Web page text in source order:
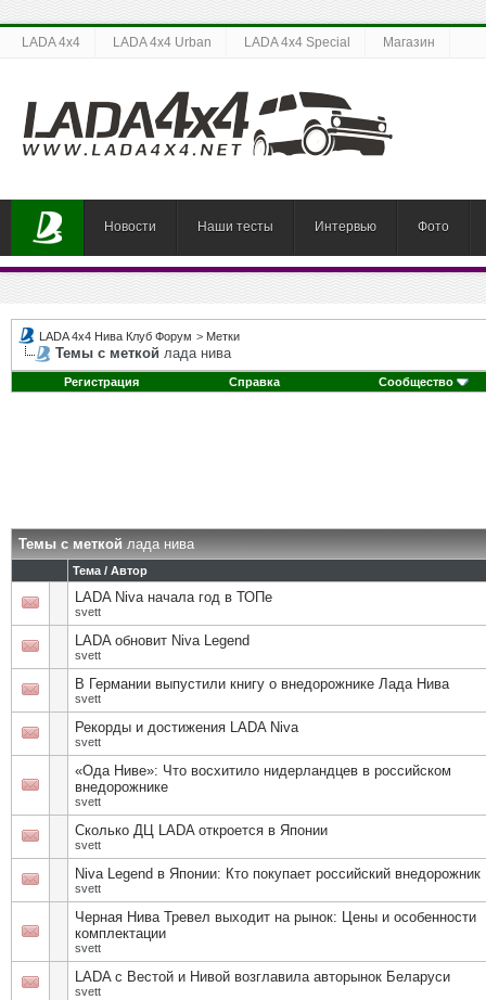
LADA 4x4 LADA 4x4 Urban LADA 4x4 Special Магазин
Новости Наши тесты Интервью Фото
LADA 4x4 Нива Клуб Форум > Метки
Темы с меткой лада нива
Регистрация Справка Сообщество
Темы с меткойлада нива
Тема / Автор
LADA Niva начала год в ТОПе
svett
LADA обновит Niva Legend
svett
В Германии выпустили книгу о внедорожнике Лада Нива
svett
Рекорды и достижения LADA Niva
svett
«Ода Ниве»: Что восхитило нидерландцев в российском
внедорожнике
svett
Сколько ДЦ LADA откроется в Японии
svett
Niva Legend в Японии: Кто покупает российский внедорожник
svett
Черная Нива Тревел выходит на рынок: Цены и особенности
комплектации
svett
LADA с Вестой и Нивой возглавила авторынок Беларуси
svett